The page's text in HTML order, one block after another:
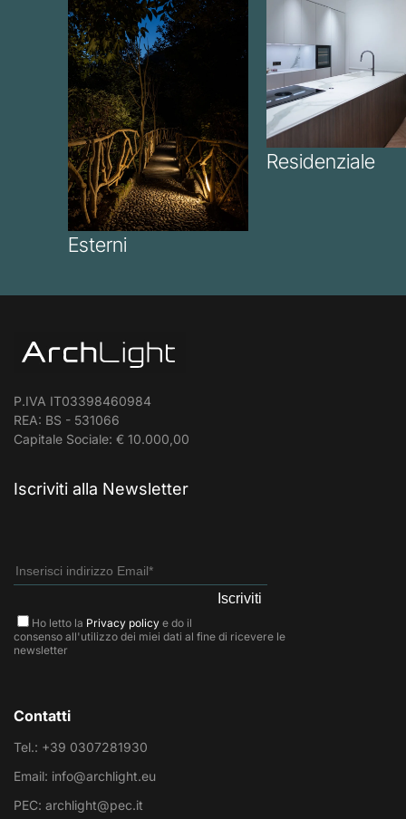
Esterni
Residenziale
P.IVA IT03398460984
REA: BS - 531066
Capitale Sociale: € 10.000,00
Iscriviti alla Newsletter
Ho letto la Privacy policy e do il
consenso all'utilizzo dei miei dati al fine di ricevere le
newsletter
Contatti
Tel.: +39 0307281930
Email: info@archlight.eu
PEC: archlight@pec.it